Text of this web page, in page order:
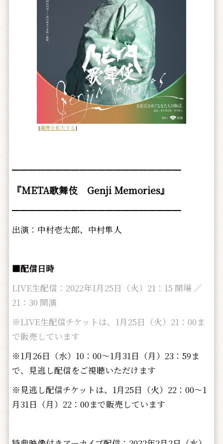
[画像を拡大する ]
━━━━━━━━━━━━━━━━━━━━
『META歌舞伎 Genji Memories』
━━━━━━━━━━━━━━━━━━━━
出演：中村壱太郎、中村隼人
■配信日時
LIVE生配信：2022年1月25日（火）21：15 開場 ／
21：30 開演
※LIVE生配信チケットは、1月25日（火）21：00ま
で販売しています
※1月26日（水）10：00～1月31日（月）23：59ま
で、見逃し配信をご視聴いただけます
※見逃し配信チケットは、1月25日（火）22：00～1
月31日（月）22：00まで販売しています